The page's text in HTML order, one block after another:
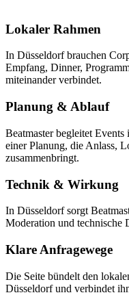
Lokaler Rahmen
In Düsseldorf brauchen
Empfang, Dinner,
miteinander verbindet.
Planung & Ablauf
Beatmaster begleitet
einer Planung, die Anlass,
zusammenbringt.
Technik & Wirkung
In Düsseldorf sorgt
Moderation und technische
Klare Anfragewege
Die Seite bündelt den
Düsseldorf und verbindet